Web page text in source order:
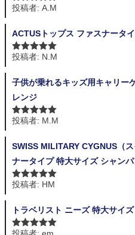
5段階中 5の
投稿者: A.M
ACTUSトップス ファスナータ
5段階中 5の
投稿者: N.M
子供が乗れるキッズ用キャリ
レンジ
5段階中 5の
投稿者: M.M
SWISS MILITARY CYGNUS（
ナータイプ 特大サイズ シャン
5段階中 5の
投稿者: HM
トラベリスト ニーズ 特大サイ